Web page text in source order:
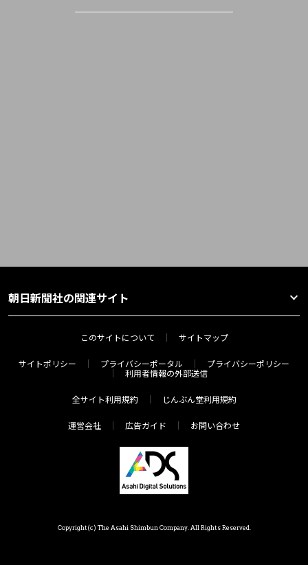
朝日新聞社の関連サイト
このサイトについて サイトマップ
サイトポリシー プライバシーポータル
プライバシーポリシー
利用者情報の外部送信
全サイト利用規約 じんぶん堂利用規約
運営会社 広告ガイド お問い合わせ
Copyright(c) The Asahi Shimbun Company. All Rights Reserved.